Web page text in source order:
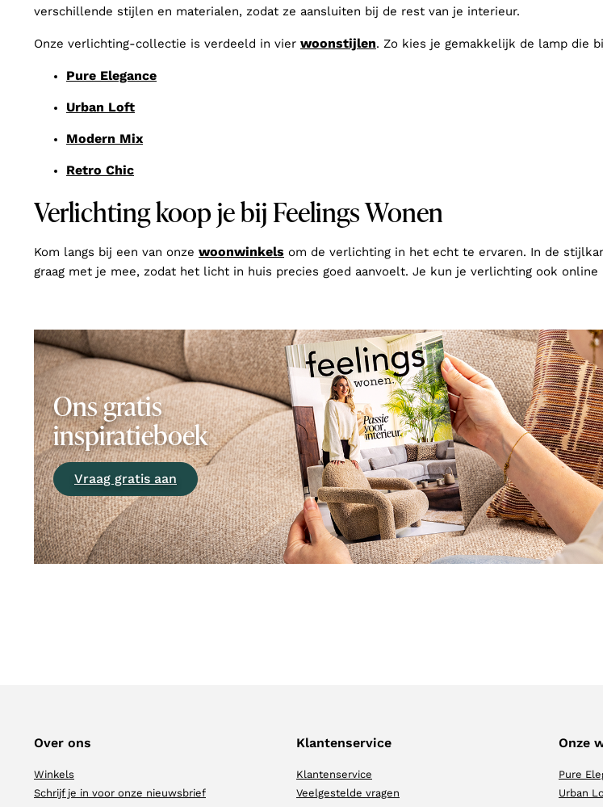
verschillende stijlen en materialen, zodat ze aansluiten bij de rest van je interieur.
Onze verlichting-collectie is verdeeld in vier woonstijlen. Zo kies je gemakkelijk de lamp die
Pure Elegance
Urban Loft
Modern Mix
Retro Chic
Verlichting koop je bij Feelings Wonen
Kom langs bij een van onze woonwinkels om de verlichting in het echt te ervaren. In de
graag met je mee, zodat het licht in huis precies goed aanvoelt. Je kun je verlichting ook online
Ons gratis
inspiratieboek
Vraag gratis aan
Over ons
Winkels
Schrijf je in voor onze nieuwsbrief
Klantenservice
Klantenservice
Veelgestelde vragen
Onze
Pure
Urban